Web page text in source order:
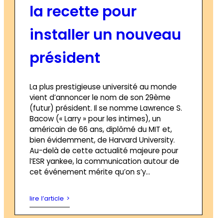
la recette pour
installer un nouveau
président
La plus prestigieuse université au monde
vient d’annoncer le nom de son 29ème
(futur) président. Il se nomme Lawrence S.
Bacow (« Larry » pour les intimes), un
américain de 66 ans, diplômé du MIT et,
bien évidemment, de Harvard University.
Au-delà de cette actualité majeure pour
l’ESR yankee, la communication autour de
cet événement mérite qu’on s’y…
lire l’article